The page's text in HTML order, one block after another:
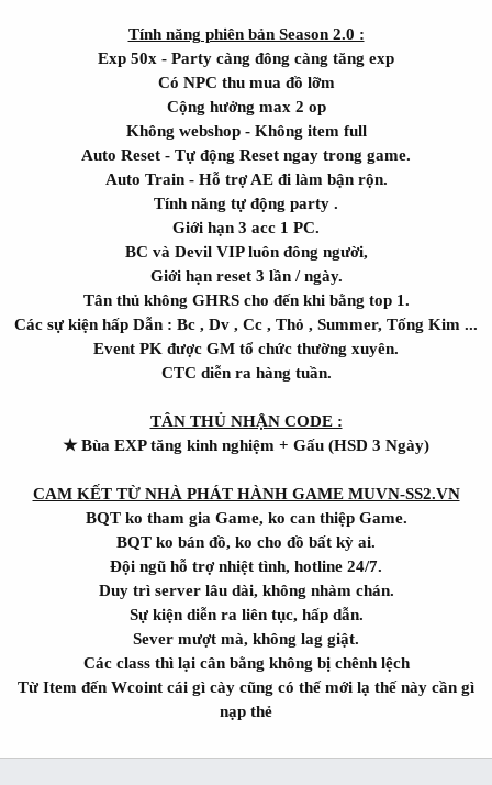
Tính năng phiên bản Season 2.0 :
Exp 50x - Party càng đông càng tăng exp
Có NPC thu mua đồ lỡm
Cộng hưởng max 2 op
Không webshop - Không item full
Auto Reset - Tự động Reset ngay trong game.
Auto Train - Hỗ trợ AE đi làm bận rộn.
Tính năng tự động party .
Giới hạn 3 acc 1 PC.
BC và Devil VIP luôn đông người,
Giới hạn reset 3 lần / ngày.
Tân thủ không GHRS cho đến khi bằng top 1.
Các sự kiện hấp Dẫn : Bc , Dv , Cc , Thỏ , Summer, Tống Kim ...
Event PK được GM tổ chức thường xuyên.
CTC diễn ra hàng tuần.
TÂN THỦ NHẬN CODE :
★ Bùa EXPtăng kinh nghiệm + Gấu (HSD 3 Ngày)
CAM KẾT TỪ NHÀ PHÁT HÀNH GAME MUVN-SS2.VN
BQT ko tham gia Game, ko can thiệp Game.
BQT ko bán đồ, ko cho đồ bất kỳ ai.
Đội ngũ hỗ trợ nhiệt tình, hotline 24/7.
Duy trì server lâu dài, không nhàm chán.
Sự kiện diễn ra liên tục, hấp dẫn.
Sever mượt mà, không lag giật.
Các class thì lại cân bằng không bị chênh lệch
Từ Item đến Wcoint cái gì cày cũng có thế mới lạ thế này cần gì
nạp thẻ